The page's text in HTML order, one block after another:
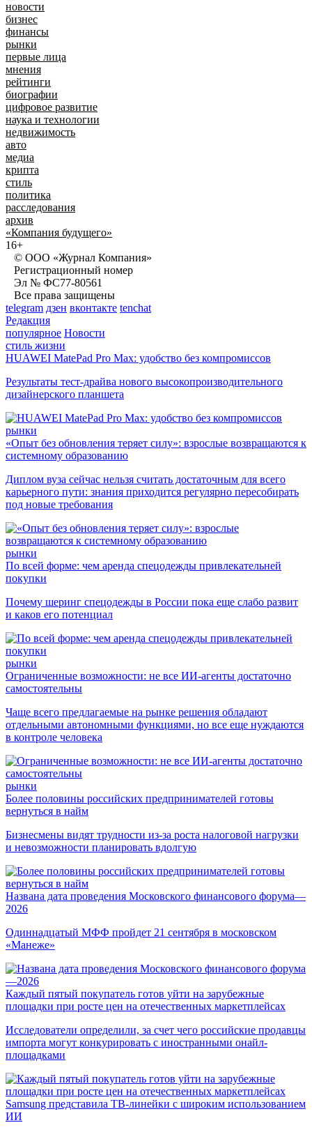
новости
бизнес
финансы
рынки
первые лица
мнения
рейтинги
биографии
цифровое развитие
наука и технологии
недвижимость
авто
медиа
крипта
стиль
политика
расследования
архив
«Компания будущего»
16+
© ООО «Журнал Компания»
Регистрационный номер
Эл № ФС77-80561
Все права защищены
telegram дзен вконтакте tenchat
Редакция
популярное Новости
стиль жизни
HUAWEI MatePad Pro Max: удобство без компромиссов
Результаты тест-драйва нового высокопроизводительного
дизайнерского планшета
рынки
«Опыт без обновления теряет силу»: взрослые возвращаются к
системному образованию
Диплом вуза сейчас нельзя считать достаточным для всего
карьерного пути: знания приходится регулярно пересобирать
под новые требования
рынки
По всей форме: чем аренда спецодежды привлекательней
покупки
Почему шеринг спецодежды в России пока еще слабо развит
и каков его потенциал
рынки
Ограниченные возможности: не все ИИ-агенты достаточно
самостоятельны
Чаще всего предлагаемые на рынке решения обладают
отдельными автономными функциями, но все еще нуждаются
в контроле человека
рынки
Более половины российских предпринимателей готовы
вернуться в найм
Бизнесмены видят трудности из-за роста налоговой нагрузки
и невозможности планировать вдолгую
Названа дата проведения Московского финансового форума—
2026
Одиннадцатый МФФ пройдет 21 сентября в московском
«Манеже»
Каждый пятый покупатель готов уйти на зарубежные
площадки при росте цен на отечественных маркетплейсах
Исследователи определили, за счет чего российские продавцы
импорта могут конкурировать с иностранными онайл-
площадками
Samsung представила ТВ-линейки с широким использованием
ИИ